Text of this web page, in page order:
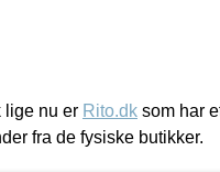
lige nu er Rito.dk som har
fra de fysiske butikker.